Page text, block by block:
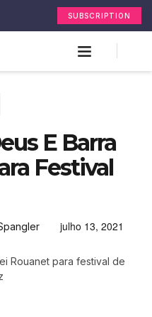
SUBSCRIPTION
E Barra
Festival
julho 13, 2021